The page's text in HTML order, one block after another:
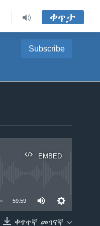
ቀጥታ
Subscribe
EMBED
59:59
ቀጥተኛ መገናኛ